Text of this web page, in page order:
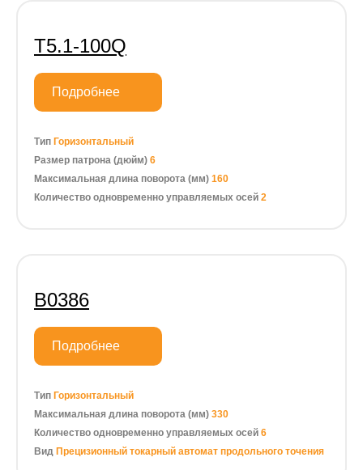
Т5.1-100Q
Подробнее
Тип Горизонтальный
Размер патрона (дюйм) 6
Максимальная длина поворота (мм) 160
Количество одновременно управляемых осей 2
B0386
Подробнее
Тип Горизонтальный
Максимальная длина поворота (мм) 330
Количество одновременно управляемых осей 6
Вид Прецизионный токарный автомат продольного точения